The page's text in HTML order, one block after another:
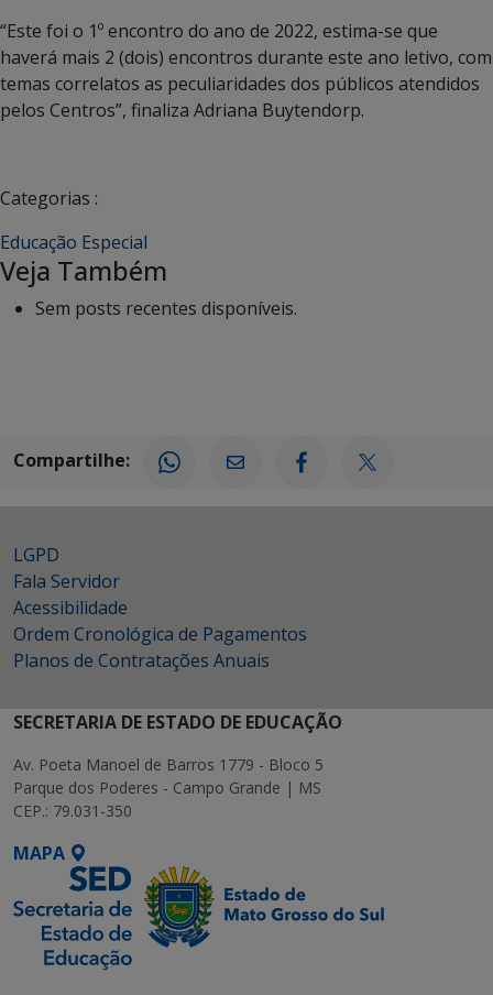
“Este foi o 1º encontro do ano de 2022, estima-se que
haverá mais 2 (dois) encontros durante este ano letivo, com
temas correlatos as peculiaridades dos públicos atendidos
pelos Centros”, finaliza Adriana Buytendorp.
Categorias :
Educação Especial
Veja Também
Sem posts recentes disponíveis.
Compartilhe:
LGPD
Fala Servidor
Acessibilidade
Ordem Cronológica de Pagamentos
Planos de Contratações Anuais
SECRETARIA DE ESTADO DE EDUCAÇÃO
Av. Poeta Manoel de Barros 1779 - Bloco 5
Parque dos Poderes - Campo Grande | MS
CEP.: 79.031-350
MAPA